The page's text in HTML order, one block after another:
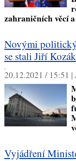
zahraničních věcí
Novými
se stali Jiří
20.12.2021 / 15:51 |
Vyjádření